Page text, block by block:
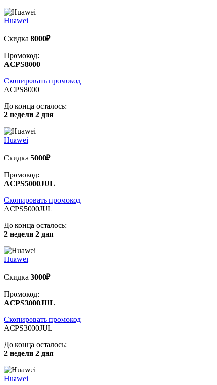
Huawei
Скидка 8000₽
Промокод:
ACPS8000
Скопировать промокод
ACPS8000
До конца осталось:
2 недели 2 дня
Huawei
Скидка 5000₽
Промокод:
ACPS5000JUL
Скопировать промокод
ACPS5000JUL
До конца осталось:
2 недели 2 дня
Huawei
Скидка 3000₽
Промокод:
ACPS3000JUL
Скопировать промокод
ACPS3000JUL
До конца осталось:
2 недели 2 дня
Huawei